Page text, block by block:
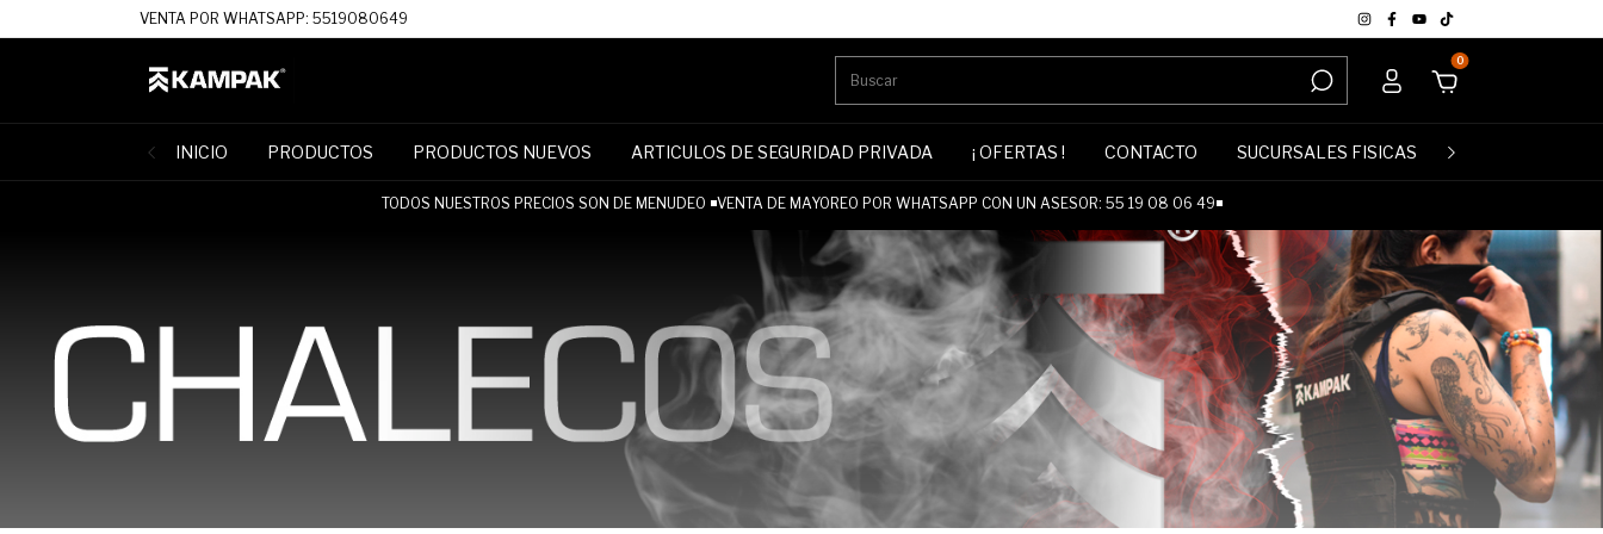
VENTA POR WHATSAPP: 5519080649
0
INICIO PRODUCTOS PRODUCTOS NUEVOS ARTICULOS DE SEGURIDAD PRIVADA ¡ OFERTAS ! CONTACTO SUCURSALES FISICAS
TODOS NUESTROS PRECIOS SON DE MENUDEO ◾VENTA DE MAYOREO POR WHATSAPP CON UN ASESOR: 55 19 08 06 49◾